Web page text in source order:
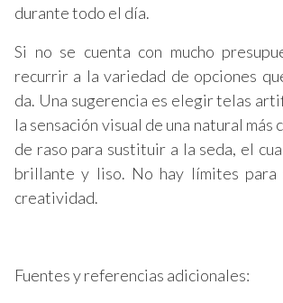
durante todo el día.
Si no se cuenta con mucho
recurrir a la variedad de opciones
da. Una sugerencia es elegir telas
la sensación visual de una natural más
de raso para sustituir a la seda, el
brillante y liso. No hay límites
creatividad.
Fuentes y referencias adicionales: